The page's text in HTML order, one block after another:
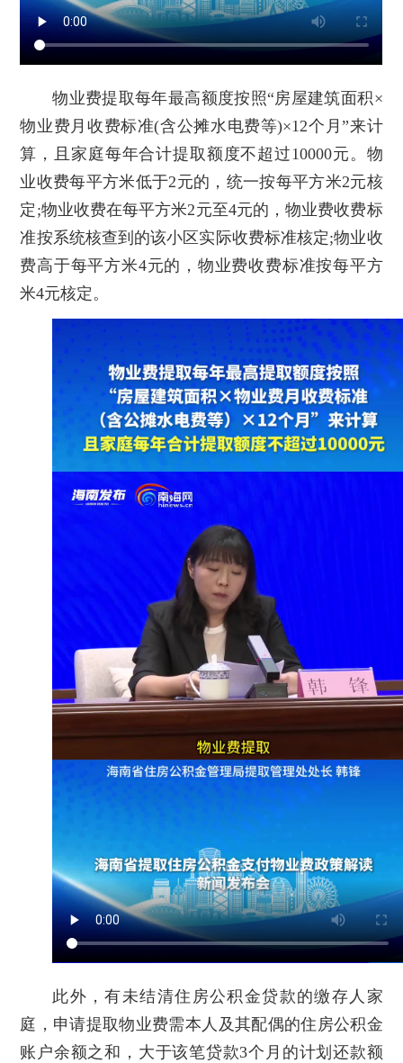
物业费提取每年最高额度按照“房屋建筑面积×
物业费月收费标准(含公摊水电费等)×12个月”来计
算，且家庭每年合计提取额度不超过10000元。物
业收费每平方米低于2元的，统一按每平方米2元核
定;物业收费在每平方米2元至4元的，物业费收费标
准按系统核查到的该小区实际收费标准核定;物业收
费高于每平方米4元的，物业费收费标准按每平方
米4元核定。
此外，有未结清住房公积金贷款的缴存人家
庭，申请提取物业费需本人及其配偶的住房公积金
账户余额之和，大于该笔贷款3个月的计划还款额